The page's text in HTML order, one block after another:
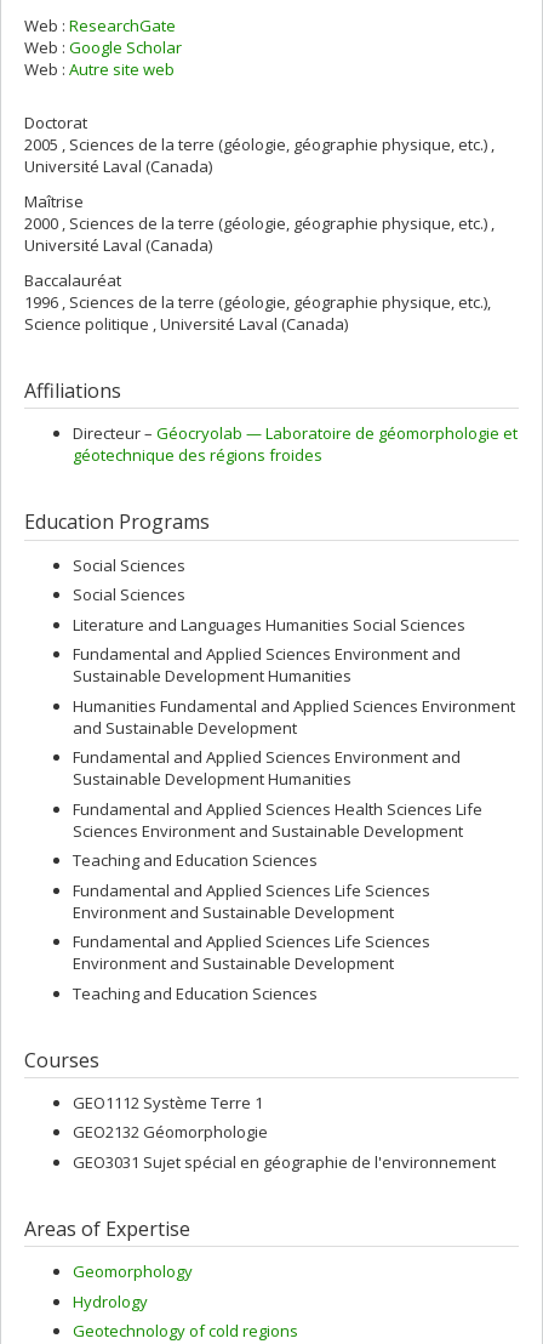
Web : ResearchGate
Web : Google Scholar
Web : Autre site web
Doctorat
2005 , Sciences de la terre (géologie, géographie physique, etc.) ,
Université Laval (Canada)
Maîtrise
2000 , Sciences de la terre (géologie, géographie physique, etc.) ,
Université Laval (Canada)
Baccalauréat
1996 , Sciences de la terre (géologie, géographie physique, etc.),
Science politique , Université Laval (Canada)
Affiliations
Directeur – Géocryolab — Laboratoire de géomorphologie et
géotechnique des régions froides
Education Programs
Social Sciences
Social Sciences
Literature and Languages Humanities Social Sciences
Fundamental and Applied Sciences Environment and
Sustainable Development Humanities
Humanities Fundamental and Applied Sciences Environment
and Sustainable Development
Fundamental and Applied Sciences Environment and
Sustainable Development Humanities
Fundamental and Applied Sciences Health Sciences Life
Sciences Environment and Sustainable Development
Teaching and Education Sciences
Fundamental and Applied Sciences Life Sciences
Environment and Sustainable Development
Fundamental and Applied Sciences Life Sciences
Environment and Sustainable Development
Teaching and Education Sciences
Courses
GEO1112 Système Terre 1
GEO2132 Géomorphologie
GEO3031 Sujet spécial en géographie de l'environnement
Areas of Expertise
Geomorphology
Hydrology
Geotechnology of cold regions